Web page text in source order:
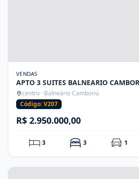
VENDAS
APTO 3 SUITES BALNEARIO
centro · Balneário Camboriú
Código: V207
R$ 2.950.000,00
3 3 1